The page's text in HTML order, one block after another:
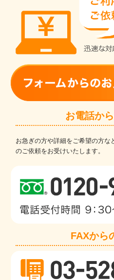
お電話か
お急ぎの方や詳細をご希望の方な
のご依頼をお受けいたします。
FAXから